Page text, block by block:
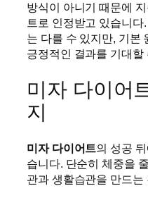
방식이 아니기 때문에
트로 인정받고 있습니
는 다를 수 있지만, 기본
긍정적인 결과를 기대할
미자 다이어
지
미자 다이어트 의 성공
습니다. 단순히 체중을
관과 생활습관을 만드는